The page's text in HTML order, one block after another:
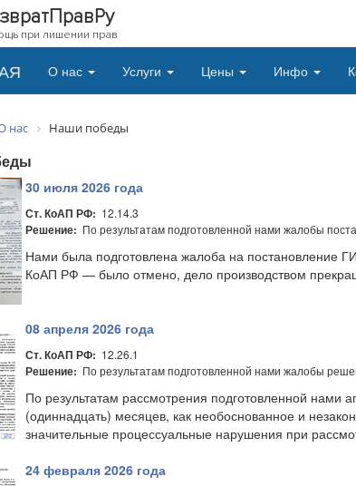
при лишении прав
О нас Услуги Цены Инфо
нас Наши победы
30 июля 2026 года
Ст. КоАП РФ: 12.14.3
Решение: По результатам подготовленной нами жалобы
Нами была подготовлена жалоба на постановление
КоАП РФ — было отмено, дело производством
08 апреля 2026 года
Ст. КоАП РФ: 12.26.1
Решение: По результатам подготовленной нами жалобы
По результатам рассмотрения подготовленной
(одиннадцать) месяцев, как необоснованное и
значительные процессуальные нарушения при
24 февраля 2026 года